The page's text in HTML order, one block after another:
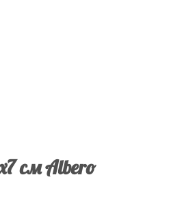
см Albero